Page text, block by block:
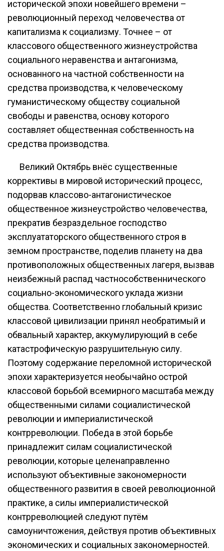
исторической эпохи новейшего времени –
революционный переход человечества от
капитализма к социализму. Точнее – от
классового общественного жизнеустройства
социального неравенства и антагонизма,
основанного на частной собственности на
средства производства, к человеческому
гуманистическому обществу социальной
свободы и равенства, основу которого
составляет общественная собственность на
средства производства.
Великий Октябрь внёс существенные
коррективы в мировой исторический процесс,
подорвав классово-антагонистическое
общественное жизнеустройство человечества,
прекратив безраздельное господство
эксплуататорского общественного строя в
земном пространстве, поделив планету на два
противоположных общественных лагеря, вызвав
неизбежный распад частнособственнического
социально-экономического уклада жизни
общества. Соответственно глобальный кризис
классовой цивилизации принял необратимый и
обвальный характер, аккумулирующий в себе
катастрофическую разрушительную силу.
Поэтому содержание переломной исторической
эпохи характеризуется необычайно острой
классовой борьбой всемирного масштаба между
общественными силами социалистической
революции и империалистической
контрреволюции. Победа в этой борьбе
принадлежит силам социалистической
революции, которые целенаправленно
используют объективные закономерности
общественного развития в своей революционной
практике, а силы империалистической
контрреволюцией следуют путём
самоуничтожения, действуя против объективных
экономических и социальных закономерностей.